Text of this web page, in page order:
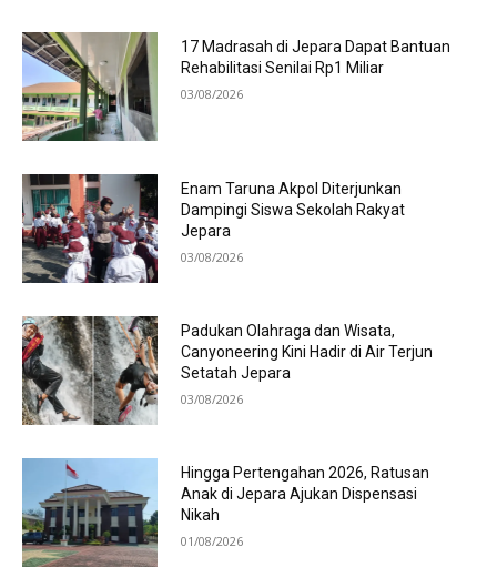
17 Madrasah di Jepara Dapat Bantuan
Rehabilitasi Senilai Rp1 Miliar
03/08/2026
Enam Taruna Akpol Diterjunkan
Dampingi Siswa Sekolah Rakyat
Jepara
03/08/2026
Padukan Olahraga dan Wisata,
Canyoneering Kini Hadir di Air Terjun
Setatah Jepara
03/08/2026
Hingga Pertengahan 2026, Ratusan
Anak di Jepara Ajukan Dispensasi
Nikah
01/08/2026